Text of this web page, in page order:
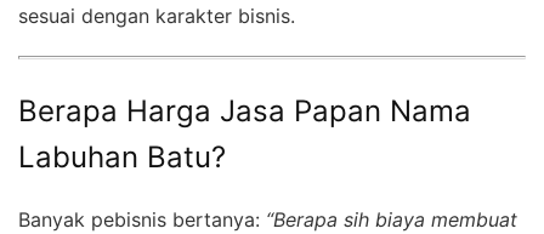
sesuai dengan karakter bisnis.
Berapa Harga Jasa Papan Nama
Labuhan Batu?
Banyak pebisnis bertanya: “Berapa sih biaya membuat